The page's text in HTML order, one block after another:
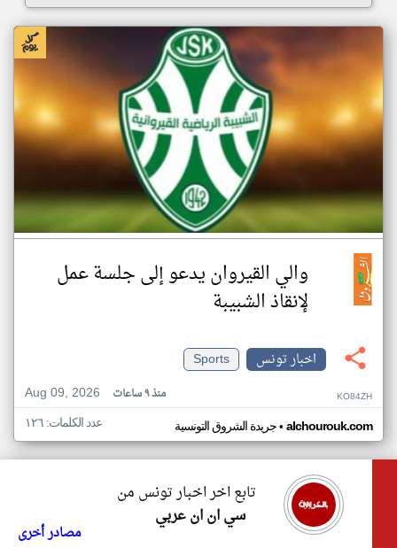
والي القيروان يدعو إلى جلسة عمل
لإنقاذ الشبيبة
اخبار تونس
Sports
Aug 09, 2026
منذ ٩ ساعات KO84ZH
جريدة الشروق التونسية• alchourouk.com عدد الكلمات: ١٢٦
تابع اخر اخبار تونس من
سي ان ان عربي
مصادر أخرى